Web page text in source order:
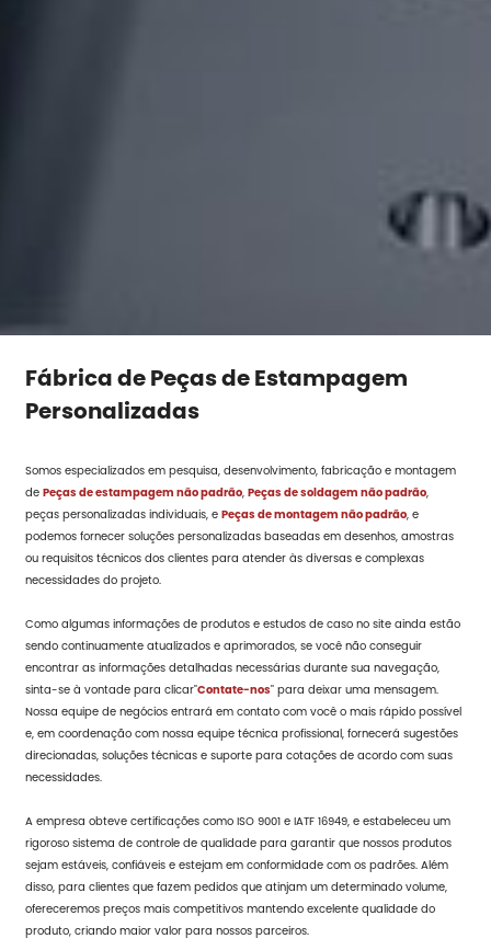
Fábrica de Peças de Estampagem
Personalizadas
Somos especializados em pesquisa, desenvolvimento, fabricação e montagem
dePeças de estampagem não padrão,Peças de soldagem não padrão,
peças personalizadas individuais, ePeças de montagem não padrão, e
podemos fornecer soluções personalizadas baseadas em desenhos, amostras
ou requisitos técnicos dos clientes para atender às diversas e complexas
necessidades do projeto.
Como algumas informações de produtos e estudos de caso no site ainda estão
sendo continuamente atualizados e aprimorados, se você não conseguir
encontrar as informações detalhadas necessárias durante sua navegação,
sinta-se à vontade para clicar"Contate-nos" para deixar uma mensagem.
Nossa equipe de negócios entrará em contato com você o mais rápido possível
e, em coordenação com nossa equipe técnica profissional, fornecerá sugestões
direcionadas, soluções técnicas e suporte para cotações de acordo com suas
necessidades.
A empresa obteve certificações como ISO 9001 e IATF 16949, e estabeleceu um
rigoroso sistema de controle de qualidade para garantir que nossos produtos
sejam estáveis, confiáveis e estejam em conformidade com os padrões. Além
disso, para clientes que fazem pedidos que atinjam um determinado volume,
ofereceremos preços mais competitivos mantendo excelente qualidade do
produto, criando maior valor para nossos parceiros.